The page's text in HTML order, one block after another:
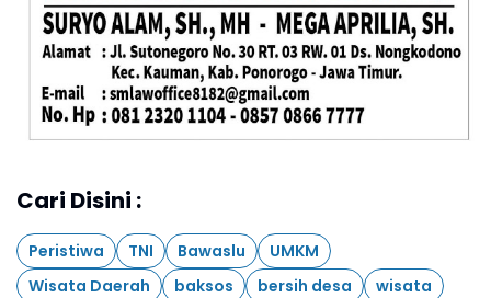
Cari Disini :
Peristiwa TNI Bawaslu
UMKM
Wisata Daerah
baksos bersih desa
wisata